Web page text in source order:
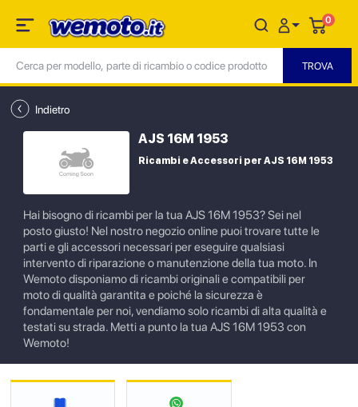
0
Indietro
AJS 16M 1953
Ricambi e Accessori per AJS 16M 1953
Hai bisogno di ricambi per la tua AJS 16M 1953? Sei nel
posto giusto! Nel nostro negozio online puoi trovare tutte le
parti e gli accessori necessari per eseguire qualsiasi
intervento di riparazione o manutenzione della tua moto. In
Wemoto disponiamo di ricambi originali e compatibili per
moto di qualità garantita e poiché la sicurezza è
fondamentale per noi, vendiamo solo ricambi di alta qualità e
testati su strada. Metti a punto la tua AJS 16M 1953 con
Wemoto!